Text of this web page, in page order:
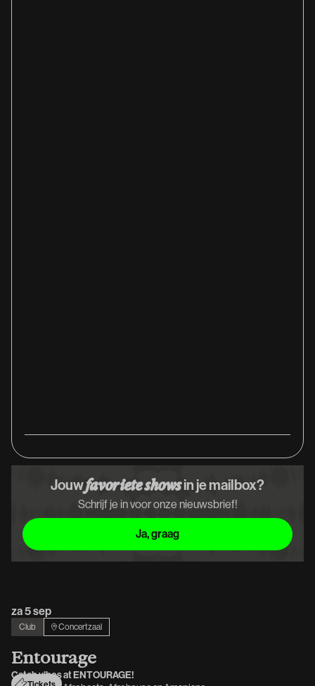
Jouwfavoriete showsin je mailbox?
Schrijf je in voor onze nieuwsbrief!
Ja, graag
za 5 sep
Club Concertzaal
Entourage
Catch vibes at ENTOURAGE!